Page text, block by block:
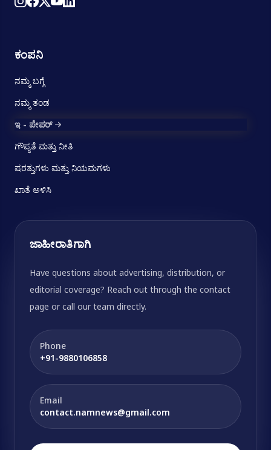
ಕಂಪನಿ
ನಮ್ಮ ಬಗ್ಗೆ
ನಮ್ಮ ತಂಡ
ಇ - ಪೇಪರ್
ಗೌಪ್ಯತೆ ಮತ್ತು ನೀತಿ
ಷರತ್ತುಗಳು ಮತ್ತು ನಿಯಮಗಳು
ಖಾತೆ ಅಳಿಸಿ
ಜಾಹೀರಾತಿಗಾಗಿ
Have questions about advertising, distribution, or
editorial coverage? Reach out through the contact
page or call our team directly.
Phone
+91-9880106858
Email
contact.namnews@gmail.com